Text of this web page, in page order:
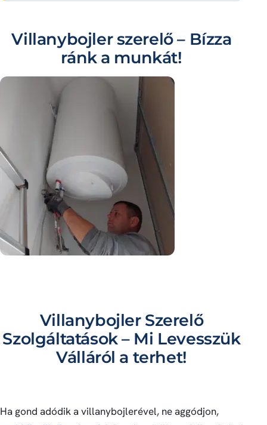
Villanybojler szerelő – Bízza
ránk a munkát!
Villanybojler Szerelő
Szolgáltatások – Mi Levesszük
Válláról a terhet!
Ha gond adódik a villanybojlerével, ne aggódjon,